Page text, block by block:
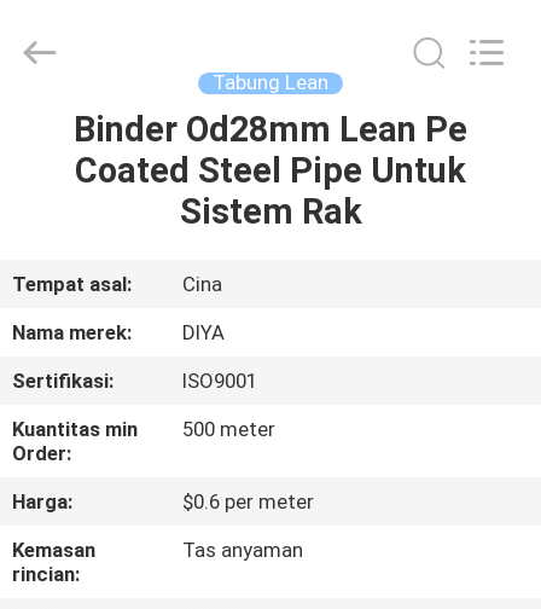
RUMAH
TENTANG
KAMI
TUR
PABRIK
KONTROL
KUALITAS
Tabung Lean
Binder Od28mm Lean Pe
Coated Steel Pipe Untuk
Sistem Rak
Tempat asal:
Cina
Nama merek:
DIYA
Sertifikasi:
ISO9001
Kuantitas min
Order:
500 meter
Harga:
$0.6 per meter
Kemasan
rincian:
Tas anyaman